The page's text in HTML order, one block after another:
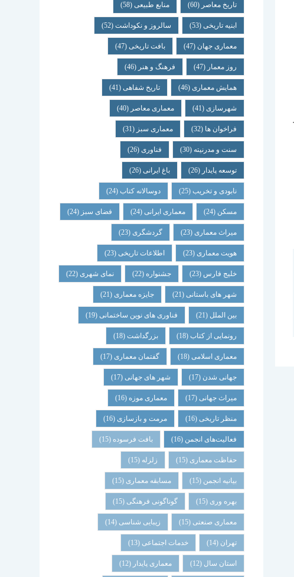
تاریخ معاصر (60) منابع طبیعی(58)
ابنیه تاریخی(53) سالروز و نکوداشت(52)
معماری جهان (47) بافت تاریخی(47)
روز معمار (47) فرهنگ و هنر (46)
همایش معماری(46) تاریخ شفاهی(41)
شهرسازی(41) معماری معاصر (40)
فراخوان ها (32) معماری سبز (31)
سنت و مدرنیته (30) فناوری(26)
توسعه پایدار (26) باغ ایرانی(26)
نابودی و تخریب(25) دوسالانه کتاب(24)
مسکن (24) معماری ایرانی(24) فضای سبز (24)
میراث معماری(23) گردشگری(23)
هویت معماری(23) اطلاعات تاریخی(23)
خلیج فارس (23) جشنواره (22) نمای شهری(22)
شهر های باستانی(21) جایزه معماری(21)
بین الملل (21) فناوری های نوین ساختمانی(19)
رونمایی از کتاب(18) بزرگداشت(18)
معماری اسلامی(18) گفتمان معماری(17)
جهانی شدن (17) شهر های جهانی(17)
میراث جهانی(17) معماری موزه (16)
منظر تاریخی(16) مرمت و بازسازی(16)
فعالیت‌های انجمن (16) بافت فرسوده (15)
حفاظت معماری (15) زلزله (15)
بیانیه انجمن (15) مسابقه معماری (15)
بهره وری (15) گوناگونی فرهنگی (15)
معماری صنعتی (15) زیبایی شناسی (14)
تهران (14) خدمات اجتماعی (13)
استان سال (12) معماری پایدار (12)